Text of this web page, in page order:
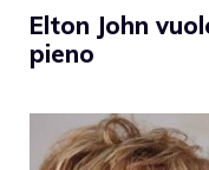
Elton John
pieno